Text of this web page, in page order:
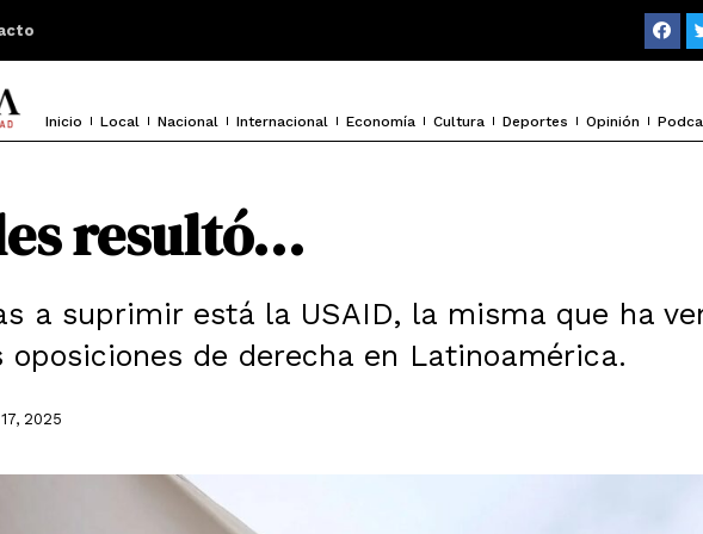
F
a
c
o
k
Inicio Local Nacional Internacional Economía Cultura Deportes Opinión
resultó…
a suprimir está la USAID, la misma que ha
de derecha en Latinoamérica.
2025